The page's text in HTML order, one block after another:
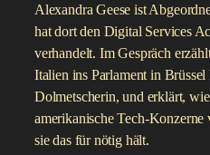
Alexandra Geese ist
hat dort den Digital Services
verhandelt. Im Gespräch
Italien ins Parlament in
Dolmetscherin, und erklärt,
amerikanische Tech-
sie das für nötig hält.